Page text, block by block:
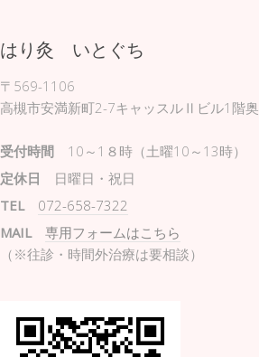
はり灸 いとぐち
〒569-1106
高槻市安満新町2-7キャッスルⅡビル1階奥
受付時間10～1８時（土曜10～13時）
定休日 日曜日・祝日
TEL
072-658-7322
MAIL
専用フォームはこちら
（※往診・時間外治療は要相談）